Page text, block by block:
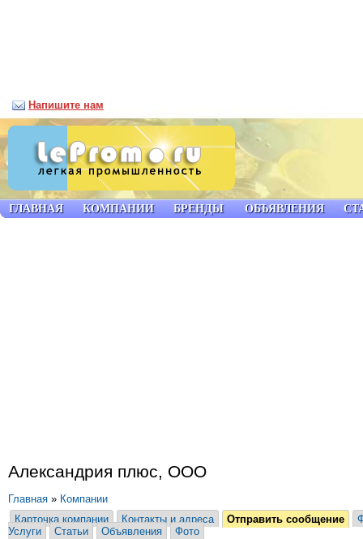
Александрия плюс, ООО
Главная » Компании
Карточка компании
Контакты и адреса Отправить сообщение
Услуги
Статьи Объявления Фото
ГЛАВНАЯ КОМПАНИИ БРЕНДЫ ОБЪЯВЛЕНИЯ
Напишите нам